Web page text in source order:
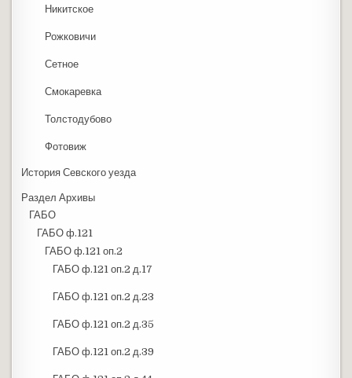
Никитское
Рожковичи
Сетное
Смокаревка
Толстодубово
Фотовиж
История Севского уезда
Раздел Архивы
ГАБО
ГАБО ф.121
ГАБО ф.121 оп.2
ГАБО ф.121 оп.2 д.17
ГАБО ф.121 оп.2 д.23
ГАБО ф.121 оп.2 д.35
ГАБО ф.121 оп.2 д.39